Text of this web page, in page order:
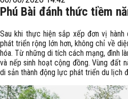
Phú Bài đánh thức tiềm
Sau khi thực hiện sắp xếp đơn vị hành
phát triển rộng lớn hơn, không chỉ về
hóa. Từ những di tích cách mạng, đình
và nếp sinh hoạt cộng đồng. Vùng đất
di sản thành động lực phát triển du lịch